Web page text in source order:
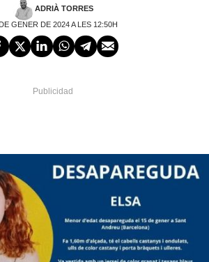
ADRIÀ TORRES
GENER DE 2024 A LES 12:50H